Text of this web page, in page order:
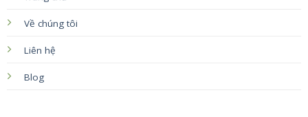
Về chúng tôi
Liên hệ
Blog